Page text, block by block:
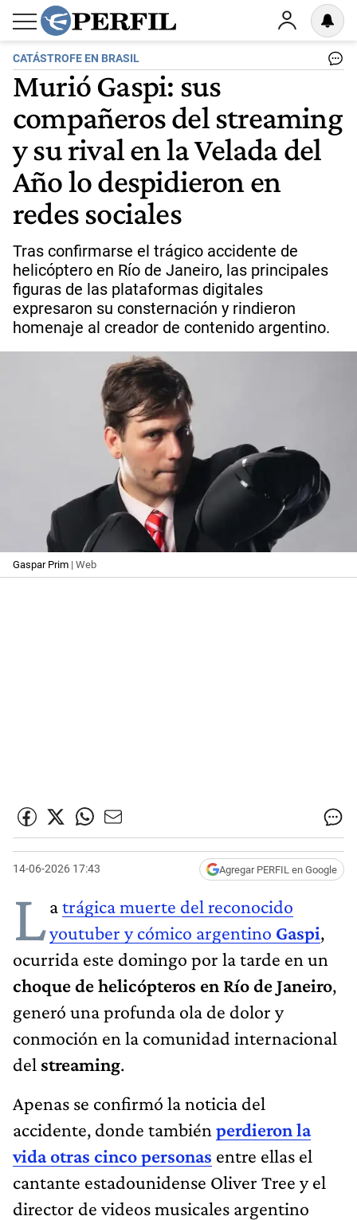
CATÁSTROFE EN BRASIL
Murió Gaspi: sus
compañeros del streaming
y su rival en la Velada del
Año lo despidieron en
redes sociales
Tras confirmarse el trágico accidente de
helicóptero en Río de Janeiro, las principales
figuras de las plataformas digitales
expresaron su consternación y rindieron
homenaje al creador de contenido argentino.
Gaspar Prim | Web
14-06-2026 17:43 Agregar PERFIL en Google
Latrágica muerte del reconocido
youtuber y cómico argentino Gaspi,
ocurrida este domingo por la tarde en un
choque de helicópteros en Río de Janeiro,
generó una profunda ola de dolor y
conmoción en la comunidad internacional
del streaming.
Apenas se confirmó la noticia del
accidente, donde también perdieron la
vida otras cinco personas entre ellas el
cantante estadounidense Oliver Tree y el
director de videos musicales argentino